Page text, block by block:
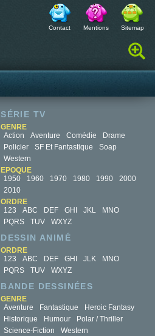
Contact Mentions Sitemap
Rechercher :
SÉRIE TV
GENRE
Action
Aventure Comédie
Drame
Policier
SF Et Fantastique
Soap
Western
EPOQUE
1950
1960 1970 1980 1990
2000
2010
ORDRE
123
ABC DEF GHI JKL
MNO
PQRS
TUV WXYZ
DESSIN ANIMÉ
ORDRE
123
ABC DEF GHI JLK
MNO
PQRS
TUV WXYZ
BANDE DESSINÉES
GENRE
Aventure
Fantastique
Heroic Fantasy
Historique
Humour
Polar / Thriller
Science-Fiction
Western